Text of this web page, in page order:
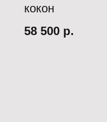
кокон
58 500 р.